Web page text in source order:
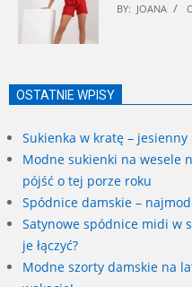
BY: JOANA
OSTATNIE WPISY
Sukienka w kratę –
Modne sukienki na wesele
pójść o tej porze roku
Spódnice damskie –
Satynowe spódnice midi w
je łączyć?
Modne szorty damskie na